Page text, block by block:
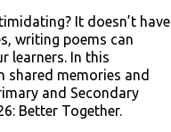
It doesn’t have
writing poems can
learners. In this
shared memories and
and Secondary
Better Together.